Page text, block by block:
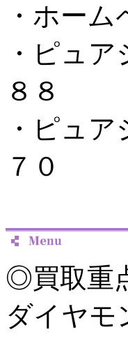
・ホー
・ピュ
８８
・ピュ
７０
◎買取重
ダイヤモ